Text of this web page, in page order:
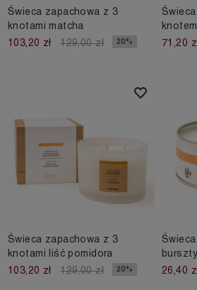
Świeca zapachowa z 3
knotami matcha
103,20 zł
129,00 zł 20%
71,20
Świeca zapachowa z 3
knotami liść pomidora
103,20 zł
129,00 zł 20%
26,40